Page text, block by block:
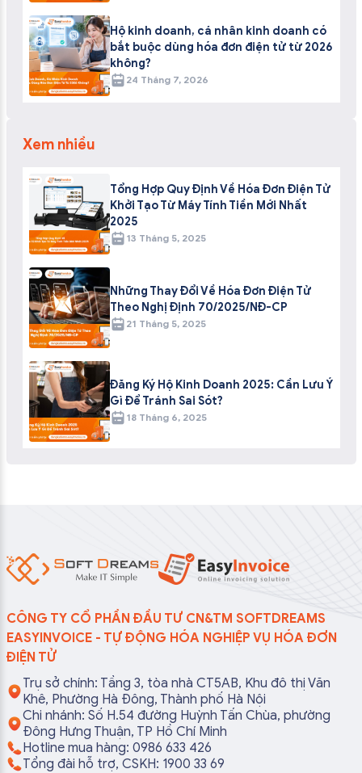
Hộ kinh doanh, cá nhân kinh doanh có
bắt buộc dùng hóa đơn điện tử từ 2026
không?
24 Tháng 7, 2026
Xem nhiều
Tổng Hợp Quy Định Về Hóa Đơn Điện Tử
Khởi Tạo Từ Máy Tính Tiền Mới Nhất
2025
13 Tháng 5, 2025
Những Thay Đổi Về Hóa Đơn Điện Tử
Theo Nghị Định 70/2025/NĐ-CP
21 Tháng 5, 2025
Đăng Ký Hộ Kinh Doanh 2025: Cần Lưu Ý
Gì Để Tránh Sai Sót?
18 Tháng 6, 2025
CÔNG TY CỔ PHẦN ĐẦU TƯ CN&TM SOFTDREAMS
EASYINVOICE - TỰ ĐỘNG HÓA NGHIỆP VỤ HÓA ĐƠN
ĐIỆN TỬ
Trụ sở chính: Tầng 3, tòa nhà CT5AB, Khu đô thị Văn
Khê, Phường Hà Đông, Thành phố Hà Nội
Chi nhánh: Số H.54 đường Huỳnh Tấn Chùa, phường
Đông Hưng Thuận, TP Hồ Chí Minh
Hotline mua hàng: 0986 633 426
Tổng đài hỗ trợ, CSKH: 1900 33 69